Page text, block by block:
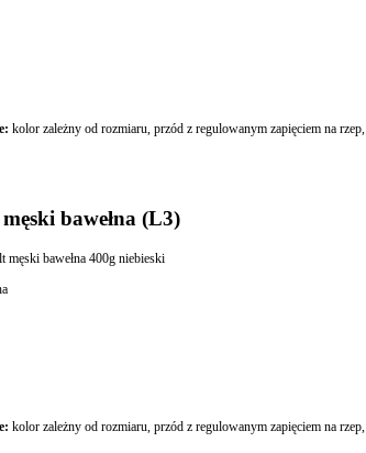
kolor zależny od rozmiaru, przód z regulowanym zapięciem na rzep,
bawełna (L3)
kolor zależny od rozmiaru, przód z regulowanym zapięciem na rzep,